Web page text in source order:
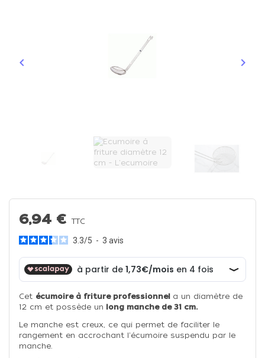
Précédent
keyboard_arrow_left keyboard_arrow_right
6,94 €TTC
3.3/5 - 3 avis
Cet écumoire à friture professionnel a un diamètre de
12 cm et possède un long manche de 31 cm.
Le manche est creux, ce qui permet de faciliter le
rangement en accrochant l'écumoire suspendu par le
manche.